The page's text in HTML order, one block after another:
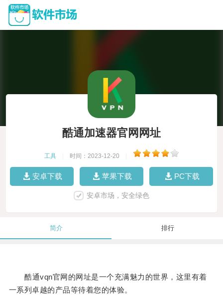
酷通加速器官网网址
工具 时间：2023-12-20
安卓下载 苹果下载 PC下载
安卓市场，安全绿色
简介 排行
酷通vqn官网的网址是一个充满魅力的世界，这里有着
一系列卓越的产品等待着您的体验。